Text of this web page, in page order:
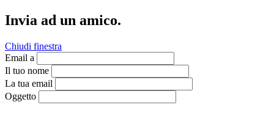
Invia ad un amico.
Chiudi finestra
Email a
Il tuo nome
La tua email
Oggetto